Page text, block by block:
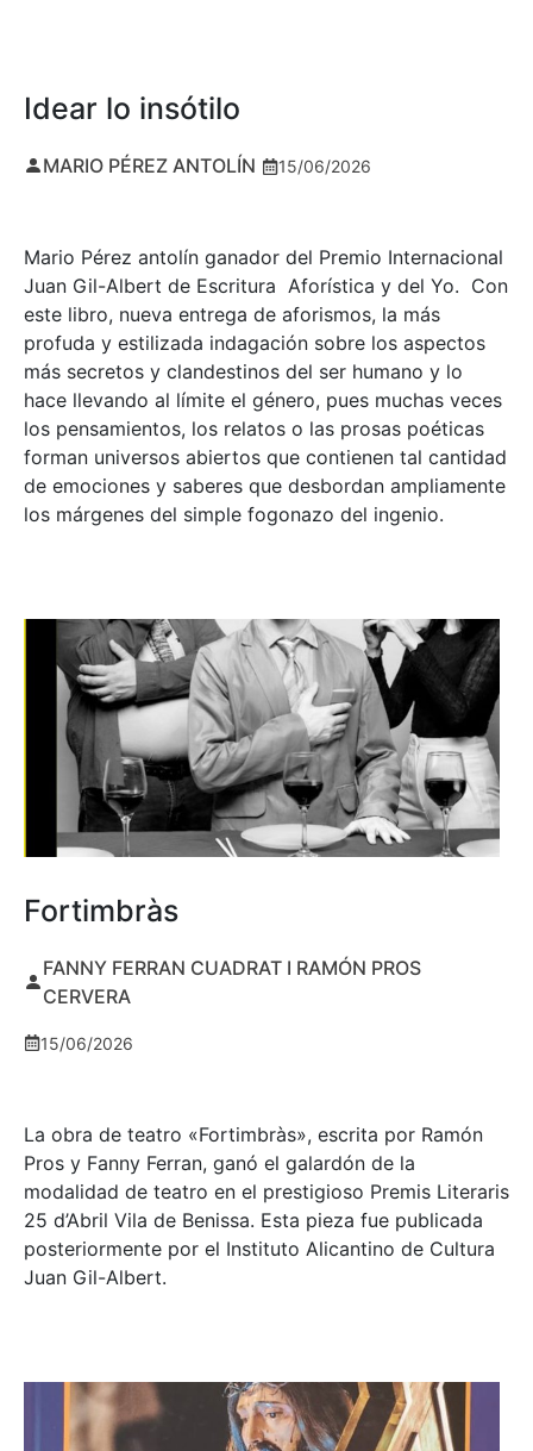
Idear lo insótilo
MARIO PÉREZ ANTOLÍN 15/06/2026
Mario Pérez antolín ganador del Premio Internacional
Juan Gil-Albert de Escritura Aforística y del Yo. Con
este libro, nueva entrega de aforismos, la más
profuda y estilizada indagación sobre los aspectos
más secretos y clandestinos del ser humano y lo
hace llevando al límite el género, pues muchas veces
los pensamientos, los relatos o las prosas poéticas
forman universos abiertos que contienen tal cantidad
de emociones y saberes que desbordan ampliamente
los márgenes del simple fogonazo del ingenio.
Fortimbràs
FANNY FERRAN CUADRAT I RAMÓN PROS
CERVERA
15/06/2026
La obra de teatro «Fortimbràs», escrita por Ramón
Pros y Fanny Ferran, ganó el galardón de la
modalidad de teatro en el prestigioso Premis Literaris
25 d’Abril Vila de Benissa. Esta pieza fue publicada
posteriormente por el Instituto Alicantino de Cultura
Juan Gil-Albert.